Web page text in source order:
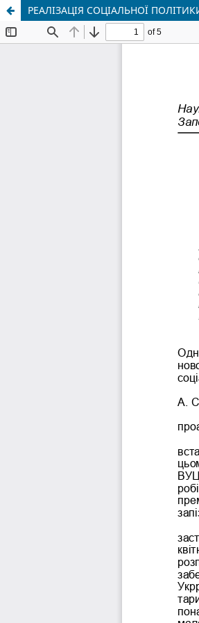
РЕАЛІЗАЦІЯ СОЦІАЛЬНОЇ